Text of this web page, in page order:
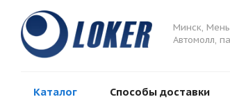
Минск,
Автомолл,
Каталог Способы доставки